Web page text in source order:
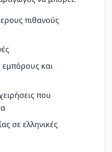
πιθανούς
εμπόρους και
που
σε ελληνικές